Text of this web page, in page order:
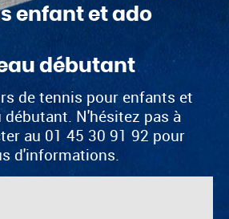
enfant et ado
débutant
de tennis pour enfants et
débutant. N'hésitez pas à
au 01 45 30 91 92 pour
d'informations.